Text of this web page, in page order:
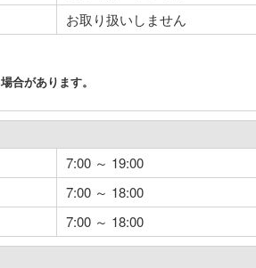
お取り扱いしません
合があります。
7:00 ～ 19:00
7:00 ～ 18:00
7:00 ～ 18:00